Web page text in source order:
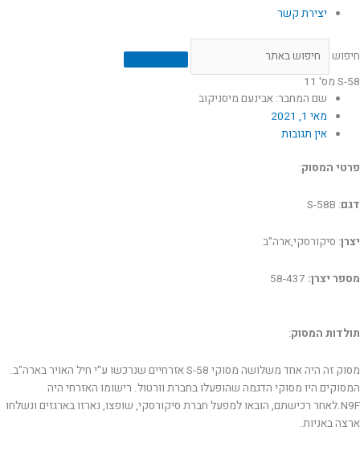
יצירת קשר
חיפוש
S-58 מס' 11
שם המחבר: אבינעם מיסניקוב
מאי 1, 2021
אין תגובות
פרטי המסוק:
דגם: S-58B
יצרן: סיקורסקי,ארה"ב
מספר יצרן:
תולדות המסוק:
מסוק זה היה אחד משלושה מסוקי S-58 אזרחיים שנרכשו ע"י חיל האויר בארה"ב.
המסוקים היו מסוקי הדגמה שהופעלו בחברת וורטול. רישומו האזרחי היה
N9F.לאחר רכישתם, הובאו למפעל חברת סיקורסקי, שופצו, נארזו בארגזים ונשלחו
ארצה באניות.